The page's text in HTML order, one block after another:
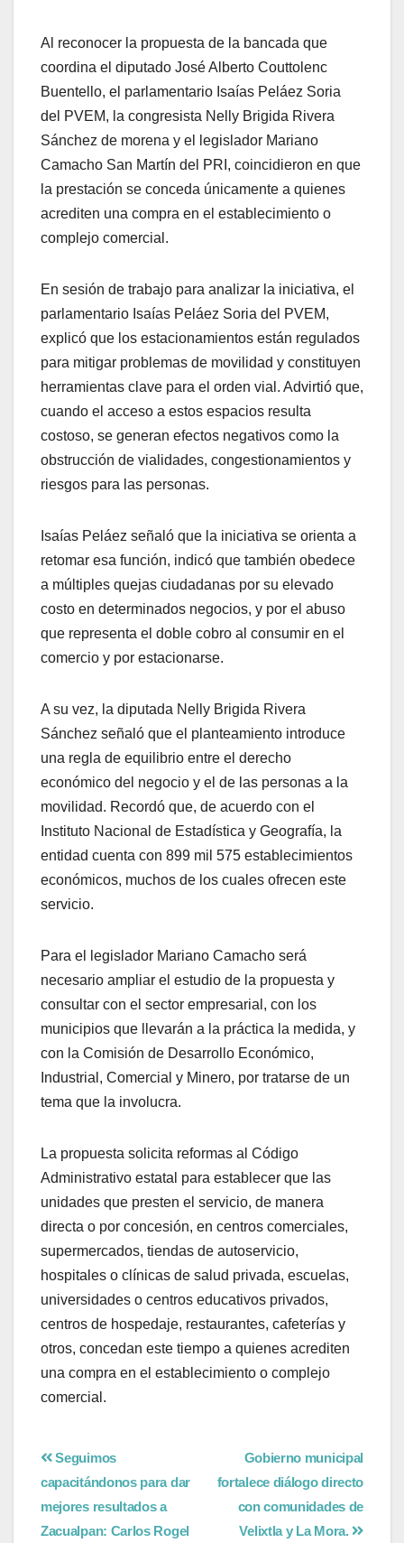
Al reconocer la propuesta de la bancada que
coordina el diputado José Alberto Couttolenc
Buentello, el parlamentario Isaías Peláez Soria
del PVEM, la congresista Nelly Brigida Rivera
Sánchez de morena y el legislador Mariano
Camacho San Martín del PRI, coincidieron en que
la prestación se conceda únicamente a quienes
acrediten una compra en el establecimiento o
complejo comercial.
En sesión de trabajo para analizar la iniciativa, el
parlamentario Isaías Peláez Soria del PVEM,
explicó que los estacionamientos están regulados
para mitigar problemas de movilidad y constituyen
herramientas clave para el orden vial. Advirtió que,
cuando el acceso a estos espacios resulta
costoso, se generan efectos negativos como la
obstrucción de vialidades, congestionamientos y
riesgos para las personas.
Isaías Peláez señaló que la iniciativa se orienta a
retomar esa función, indicó que también obedece
a múltiples quejas ciudadanas por su elevado
costo en determinados negocios, y por el abuso
que representa el doble cobro al consumir en el
comercio y por estacionarse.
A su vez, la diputada Nelly Brigida Rivera
Sánchez señaló que el planteamiento introduce
una regla de equilibrio entre el derecho
económico del negocio y el de las personas a la
movilidad. Recordó que, de acuerdo con el
Instituto Nacional de Estadística y Geografía, la
entidad cuenta con 899 mil 575 establecimientos
económicos, muchos de los cuales ofrecen este
servicio.
Para el legislador Mariano Camacho será
necesario ampliar el estudio de la propuesta y
consultar con el sector empresarial, con los
municipios que llevarán a la práctica la medida, y
con la Comisión de Desarrollo Económico,
Industrial, Comercial y Minero, por tratarse de un
tema que la involucra.
La propuesta solicita reformas al Código
Administrativo estatal para establecer que las
unidades que presten el servicio, de manera
directa o por concesión, en centros comerciales,
supermercados, tiendas de autoservicio,
hospitales o clínicas de salud privada, escuelas,
universidades o centros educativos privados,
centros de hospedaje, restaurantes, cafeterías y
otros, concedan este tiempo a quienes acrediten
una compra en el establecimiento o complejo
comercial.
Gobierno municipal
fortalece diálogo directo
con comunidades de
Velixtla y La Mora.
Seguimos
capacitándonos para dar
mejores resultados a
Zacualpan: Carlos Rogel